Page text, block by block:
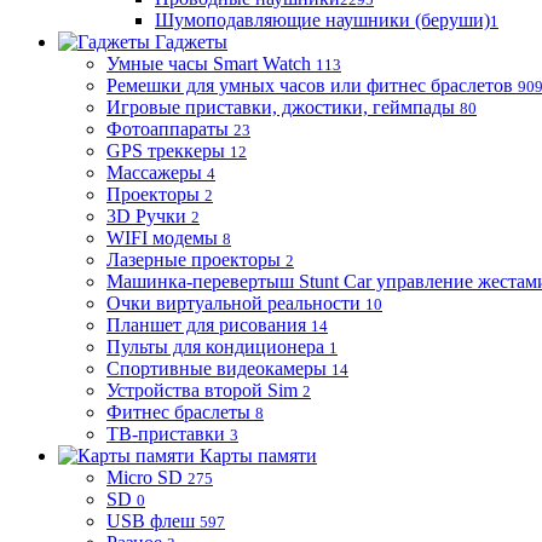
Шумоподавляющие наушники (беруши)1
Гаджеты
Умные часы Smart Watch 113
Ремешки для умных часов или фитнес браслетов 909
Игровые приставки, джостики, геймпады 80
Фотоаппараты 23
GPS треккеры 12
Массажеры 4
Проекторы 2
3D Ручки 2
WIFI модемы 8
Лазерные проекторы 2
Машинка-перевертыш Stunt Car управление
Очки виртуальной реальности 10
Планшет для рисования 14
Пульты для кондиционера 1
Спортивные видеокамеры 14
Устройства второй Sim 2
Фитнес браслеты 8
ТВ-приставки 3
Карты памяти
Micro SD 275
SD 0
USB флеш 597